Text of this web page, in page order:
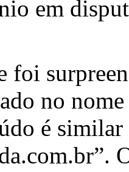
em
foi
no
é